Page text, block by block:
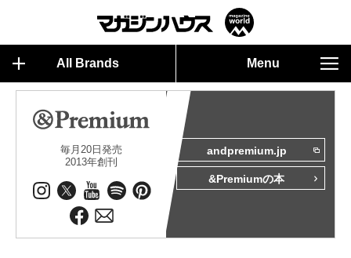
All Brands Menu
毎月20日発売
2013年創刊
andpremium.jp
&Premiumの本